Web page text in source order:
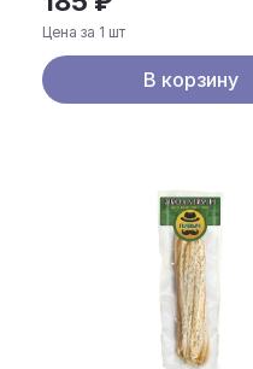
Цена за 1 шт
В корзину